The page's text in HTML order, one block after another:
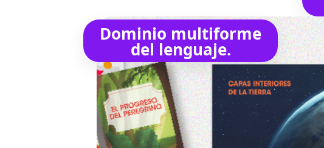
Dominio multiforme
del lenguaje.